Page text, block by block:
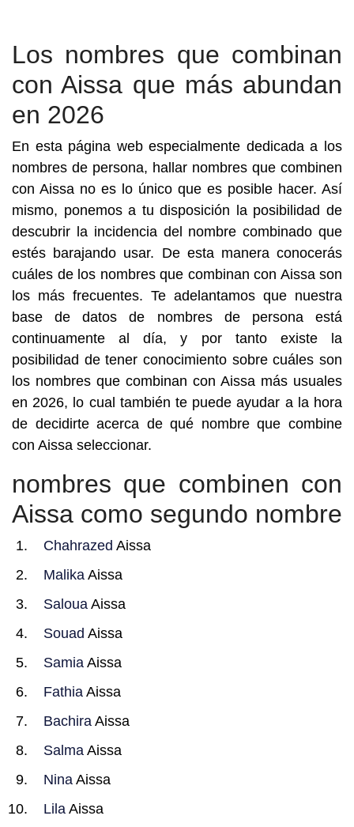
Los nombres que combinan
con Aissa que más abundan
en 2026
En esta página web especialmente dedicada a los
nombres de persona, hallar nombres que combinen
con Aissa no es lo único que es posible hacer. Así
mismo, ponemos a tu disposición la posibilidad de
descubrir la incidencia del nombre combinado que
estés barajando usar. De esta manera conocerás
cuáles de los nombres que combinan con Aissa son
los más frecuentes. Te adelantamos que nuestra
base de datos de nombres de persona está
continuamente al día, y por tanto existe la
posibilidad de tener conocimiento sobre cuáles son
los nombres que combinan con Aissa más usuales
en 2026, lo cual también te puede ayudar a la hora
de decidirte acerca de qué nombre que combine
con Aissa seleccionar.
nombres que combinen con
Aissa como segundo nombre
Chahrazed Aissa
Malika Aissa
Saloua Aissa
Souad Aissa
Samia Aissa
Fathia Aissa
Bachira Aissa
Salma Aissa
Nina Aissa
Lila Aissa